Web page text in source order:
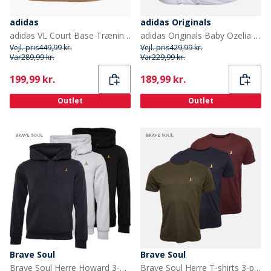
adidas
adidas VL Court Base Træningssko Cloud White/Aurora Ruby/Royal Blue
Vejl. pris449,99 kr.
Var289,99 kr.
Current
199,99 kr.
Outlet
adidas Originals
adidas Originals Baby Ozelia Elastisk Snørebånd Træningssko Silver Pebble/Focus Olive/Cloud White
Vejl. pris429,99 kr.
Var229,99 kr.
Current
189,99 kr.
Outlet
Brave Soul
Brave Soul Herre Howard 3-pak Hoodies Sort/Grå/Blå
Brave Soul
Brave Soul Herre T-shirts 3-pak Navy/Khaki/Burgundy